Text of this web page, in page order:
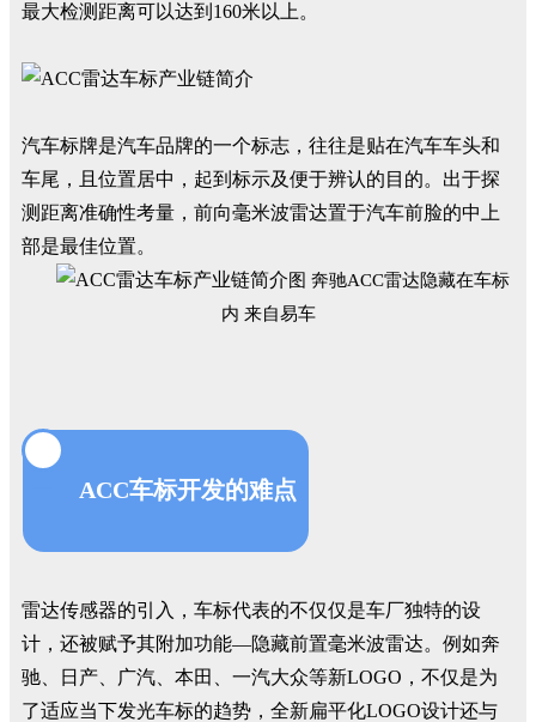
最大检测距离可以达到160米以上。
汽车标牌是汽车品牌的一个标志，往往是贴在汽车车头和
车尾，且位置居中，起到标示及便于辨认的目的。出于探
测距离准确性考量，前向毫米波雷达置于汽车前脸的中上
部是最佳位置。
图 奔驰ACC雷达隐藏在车标
内 来自易车
二 ACC车标开发的难点
雷达传感器的引入，车标代表的不仅仅是车厂独特的设
计，还被赋予其附加功能—隐藏前置毫米波雷达。例如奔
驰、日产、广汽、本田、一汽大众等新LOGO，不仅是为
了适应当下发光车标的趋势，全新扁平化LOGO设计还与